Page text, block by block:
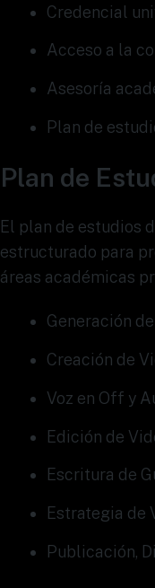
Credencial
Acceso a la
Asesoría
Plan de
Plan de
El plan de estudios
estructurado para
áreas académicas
Generación
Creación de
Voz en Off y
Edición de
Escritura de
Estrategia de
Publicación,